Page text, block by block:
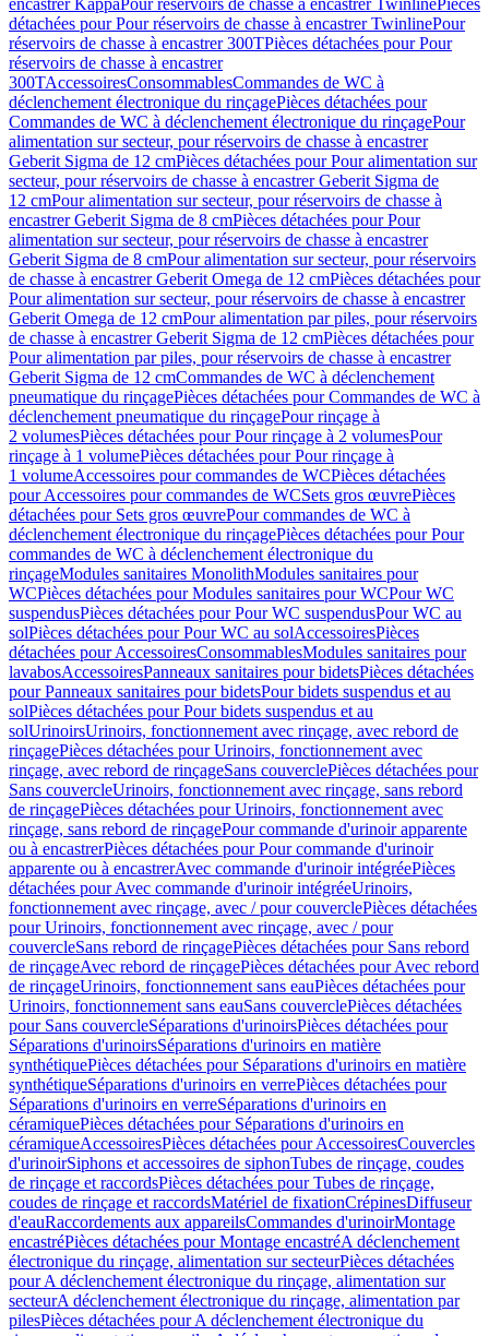
encastrer KappaPour réservoirs de chasse à encastrer TwinlinePièces
détachées pour Pour réservoirs de chasse à encastrer TwinlinePour
réservoirs de chasse à encastrer 300TPièces détachées pour Pour
réservoirs de chasse à encastrer
300TAccessoiresConsommablesCommandes de WC à
déclenchement électronique du rinçagePièces détachées pour
Commandes de WC à déclenchement électronique du rinçagePour
alimentation sur secteur, pour réservoirs de chasse à encastrer
Geberit Sigma de 12 cmPièces détachées pour Pour alimentation sur
secteur, pour réservoirs de chasse à encastrer Geberit Sigma de
12 cmPour alimentation sur secteur, pour réservoirs de chasse à
encastrer Geberit Sigma de 8 cmPièces détachées pour Pour
alimentation sur secteur, pour réservoirs de chasse à encastrer
Geberit Sigma de 8 cmPour alimentation sur secteur, pour réservoirs
de chasse à encastrer Geberit Omega de 12 cmPièces détachées pour
Pour alimentation sur secteur, pour réservoirs de chasse à encastrer
Geberit Omega de 12 cmPour alimentation par piles, pour réservoirs
de chasse à encastrer Geberit Sigma de 12 cmPièces détachées pour
Pour alimentation par piles, pour réservoirs de chasse à encastrer
Geberit Sigma de 12 cmCommandes de WC à déclenchement
pneumatique du rinçagePièces détachées pour Commandes de WC à
déclenchement pneumatique du rinçagePour rinçage à
2 volumesPièces détachées pour Pour rinçage à 2 volumesPour
rinçage à 1 volumePièces détachées pour Pour rinçage à
1 volumeAccessoires pour commandes de WCPièces détachées
pour Accessoires pour commandes de WCSets gros œuvrePièces
détachées pour Sets gros œuvrePour commandes de WC à
déclenchement électronique du rinçagePièces détachées pour Pour
commandes de WC à déclenchement électronique du
rinçageModules sanitaires MonolithModules sanitaires pour
WCPièces détachées pour Modules sanitaires pour WCPour WC
suspendusPièces détachées pour Pour WC suspendusPour WC au
solPièces détachées pour Pour WC au solAccessoiresPièces
détachées pour AccessoiresConsommablesModules sanitaires pour
lavabosAccessoiresPanneaux sanitaires pour bidetsPièces détachées
pour Panneaux sanitaires pour bidetsPour bidets suspendus et au
solPièces détachées pour Pour bidets suspendus et au
solUrinoirsUrinoirs, fonctionnement avec rinçage, avec rebord de
rinçagePièces détachées pour Urinoirs, fonctionnement avec
rinçage, avec rebord de rinçageSans couverclePièces détachées pour
Sans couvercleUrinoirs, fonctionnement avec rinçage, sans rebord
de rinçagePièces détachées pour Urinoirs, fonctionnement avec
rinçage, sans rebord de rinçagePour commande d'urinoir apparente
ou à encastrerPièces détachées pour Pour commande d'urinoir
apparente ou à encastrerAvec commande d'urinoir intégréePièces
détachées pour Avec commande d'urinoir intégréeUrinoirs,
fonctionnement avec rinçage, avec / pour couverclePièces détachées
pour Urinoirs, fonctionnement avec rinçage, avec / pour
couvercleSans rebord de rinçagePièces détachées pour Sans rebord
de rinçageAvec rebord de rinçagePièces détachées pour Avec rebord
de rinçageUrinoirs, fonctionnement sans eauPièces détachées pour
Urinoirs, fonctionnement sans eauSans couverclePièces détachées
pour Sans couvercleSéparations d'urinoirsPièces détachées pour
Séparations d'urinoirsSéparations d'urinoirs en matière
synthétiquePièces détachées pour Séparations d'urinoirs en matière
synthétiqueSéparations d'urinoirs en verrePièces détachées pour
Séparations d'urinoirs en verreSéparations d'urinoirs en
céramiquePièces détachées pour Séparations d'urinoirs en
céramiqueAccessoiresPièces détachées pour AccessoiresCouvercles
d'urinoirSiphons et accessoires de siphonTubes de rinçage, coudes
de rinçage et raccordsPièces détachées pour Tubes de rinçage,
coudes de rinçage et raccordsMatériel de fixationCrépinesDiffuseur
d'eauRaccordements aux appareilsCommandes d'urinoirMontage
encastréPièces détachées pour Montage encastréA déclenchement
électronique du rinçage, alimentation sur secteurPièces détachées
pour A déclenchement électronique du rinçage, alimentation sur
secteurA déclenchement électronique du rinçage, alimentation par
pilesPièces détachées pour A déclenchement électronique du